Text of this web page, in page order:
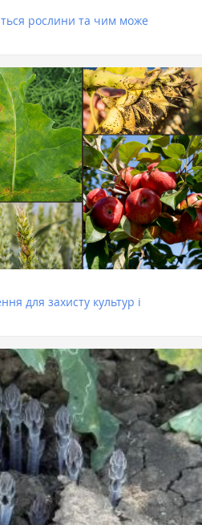
рослини та чим може
для захисту культур і